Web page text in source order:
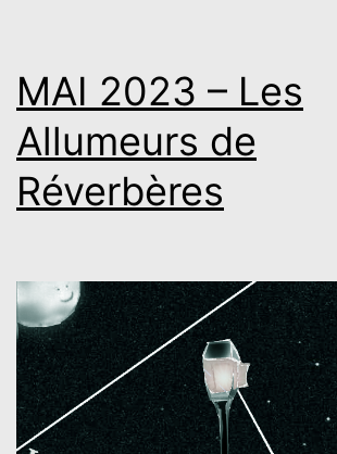
MAI 2023 – Les
Allumeurs de
Réverbères